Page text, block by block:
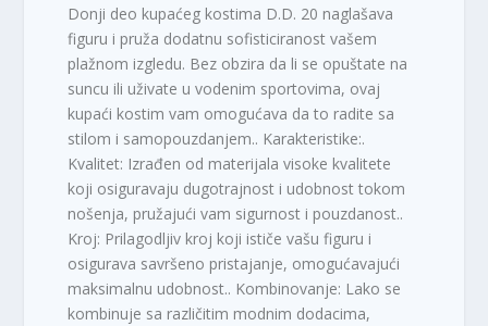
Donji deo kupaćeg kostima D.D. 20 naglašava
figuru i pruža dodatnu sofisticiranost vašem
plažnom izgledu. Bez obzira da li se opuštate na
suncu ili uživate u vodenim sportovima, ovaj
kupaći kostim vam omogućava da to radite sa
stilom i samopouzdanjem.. Karakteristike:.
Kvalitet: Izrađen od materijala visoke kvalitete
koji osiguravaju dugotrajnost i udobnost tokom
nošenja, pružajući vam sigurnost i pouzdanost..
Kroj: Prilagodljiv kroj koji ističe vašu figuru i
osigurava savršeno pristajanje, omogućavajući
maksimalnu udobnost.. Kombinovanje: Lako se
kombinuje sa različitim modnim dodacima,